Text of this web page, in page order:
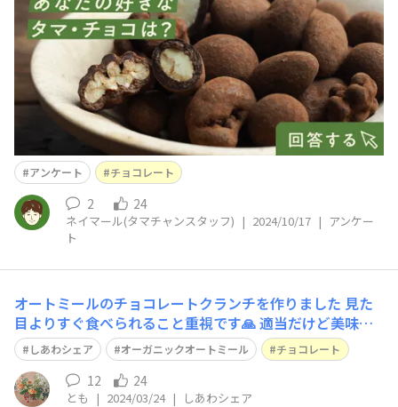
ルです。朝晩の冷え込みが増して、だんだんと秋らしい季
節になってきましたね🍂皆さん、体調の変化などはござい
ませんでしょうか。季節の変わり目で朝晩の冷
アンケート チョコレート
2 24
ネイマール(タマチャンスタッフ) | 2024/10/17 | アンケー
ト
オートミールのチョコレートクランチを作りました 見た
目よりすぐ食べられること重視です🙏 適当だけど美味し
いやつです☺️ 溶かしたチョコレートに オートミール、ア
ーモンド、レーズン、シリアルの底にのこったやつを混ぜ
て ジッパー袋で板状に固めてラフに割って食べました
しあわシェア オーガニックオートミール チョコレート
12 24
とも | 2024/03/24 | しあわシェア